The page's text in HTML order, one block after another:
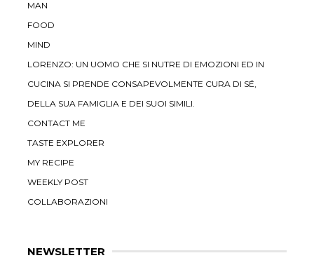
MAN
FOOD
MIND
LORENZO: UN UOMO CHE SI NUTRE DI EMOZIONI ED IN
CUCINA SI PRENDE CONSAPEVOLMENTE CURA DI SÉ,
DELLA SUA FAMIGLIA E DEI SUOI SIMILI.
CONTACT ME
TASTE EXPLORER
MY RECIPE
WEEKLY POST
COLLABORAZIONI
NEWSLETTER